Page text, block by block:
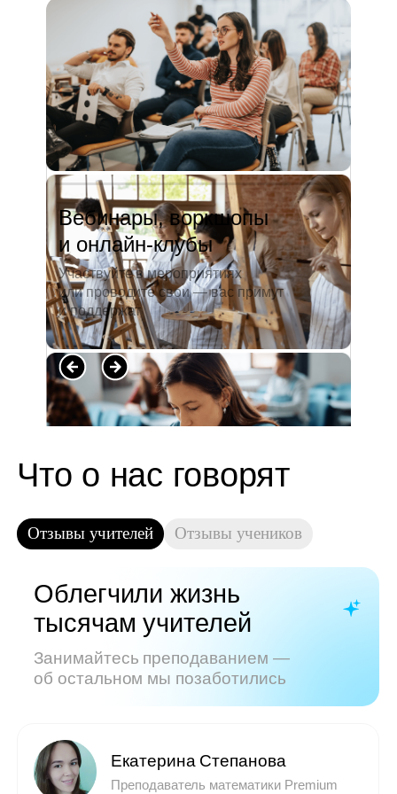
Вебинары, воркшопы
и онлайн-клубы
Участвуйте в мероприятиях
или проводите свои — вас примут
и поддержат
педагогический университет, пошла
преподавать в школу. Проработав в ней
5 лет, я поняла, что нужно двигать...
Читать полностью →
Показать все отзывы
Часто задаваемые
вопросы